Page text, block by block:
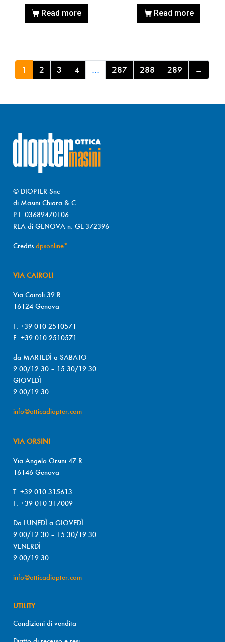
Read more Read more
1 2 3 4 … 287 288 289 →
© DIOPTER Snc
di Masini Chiara & C
P.I. 03689470106
REA di GENOVA n. GE-372396
Credits dpsonline*
VIA CAIROLI
Via Cairoli 39 R
16124 Genova
T. +39 010 2510571
F. +39 010 2510571
da MARTEDÌ a SABATO
9.00/12.30 – 15.30/19.30
GIOVEDÌ
9.00/19.30
info@otticadiopter.com
VIA ORSINI
Via Angelo Orsini 47 R
16146 Genova
T. +39 010 315613
F. +39 010 317009
Da LUNEDÌ a GIOVEDÌ
9.00/12.30 – 15.30/19.30
VENERDÌ
9.00/19.30
info@otticadiopter.com
UTILITY
Condizioni di vendita